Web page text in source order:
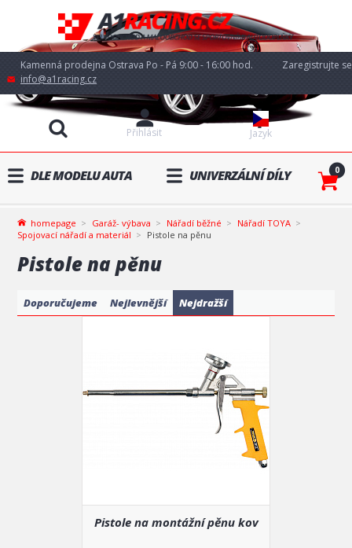
Kamenná prodejna Ostrava Po - Pá 9:00 - 16:00 hod.
info@a1racing.cz
Jazyk
Přihlásit
Zaregistrujte se
DLE MODELU AUTA UNIVERZÁLNÍ DÍLY 0
homepage Garáž- výbava Nářadí běžné
Nářadí TOYA
Spojovací nářadí a materiál
Pistole na pěnu
Pistole na pěnu
Doporučujeme Nejlevnější Nejdražší
Pistole na montážní pěnu kov